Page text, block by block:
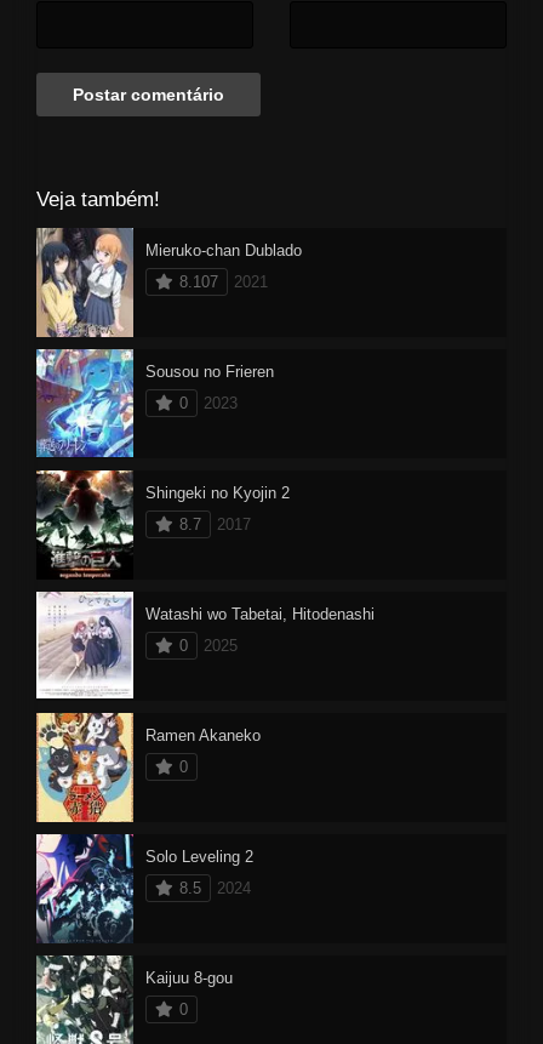
Veja também!
Mieruko-chan Dublado
8.107
2021
Sousou no Frieren
0
2023
Shingeki no Kyojin 2
8.7
2017
Watashi wo Tabetai, Hitodenashi
0
2025
Ramen Akaneko
0
Solo Leveling 2
8.5
2024
Kaijuu 8-gou
0